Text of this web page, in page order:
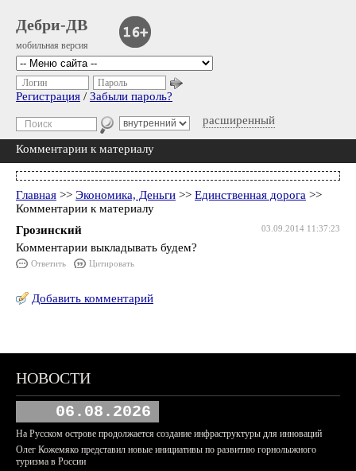
Дебри-ДВ
мобильная версия
расширенный
Логин Пароль
Регистрация / Забыли пароль?
Комментарии к материалу
Главная >> Экономика, Деньги >> Единственная дорога >>
Комментарии к материалу
03.09.2014 11:37:23
Грозинский
Комментарии выкладывать будем?
Ответить Цитировать
Добавить комментарий
НОВОСТИ
06.08.2026
На Русском острове продолжается создание инфраструктуры для инноваций
Олег Кожемяко представил новые инициативы по развитию горнолыжного
туризма в России